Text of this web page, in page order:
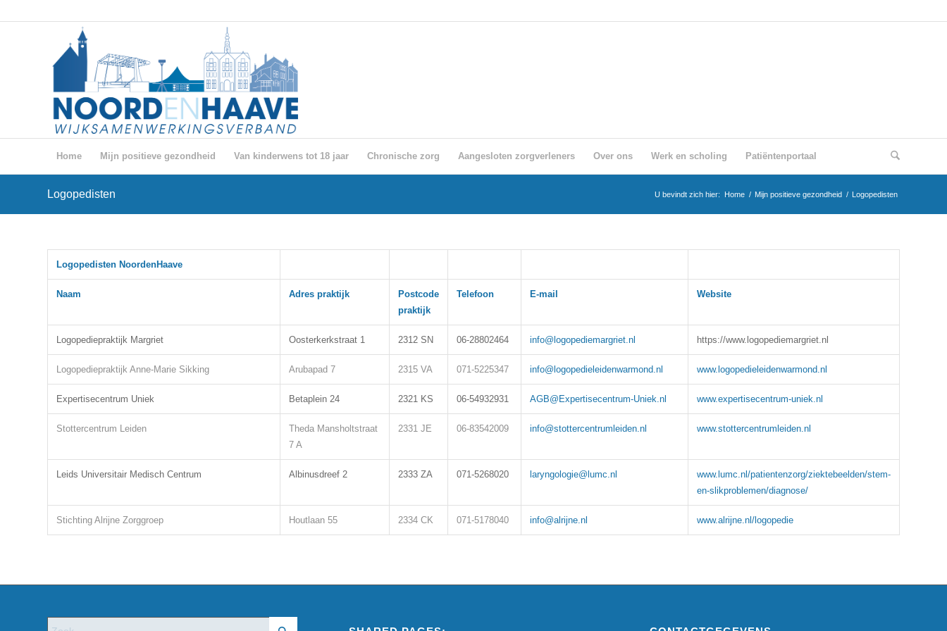
Home Mijn positieve gezondheid Van kinderwens tot 18 jaar Chronische zorg Aangesloten zorgverleners Over ons Werk en scholing Patiëntenportaal
Logopedisten U bevindt zich hier: Home / Mijn positieve gezondheid / Logopedisten
Logopedisten NoordenHaave
Naam Adres praktijk
Postcode
praktijk
Telefoon E-mail Website
Logopediepraktijk Margriet Oosterkerkstraat 1 2312 SN 06-28802464 info@logopediemargriet.nl https://www.logopediemargriet.nl
Logopediepraktijk Anne-Marie Sikking Arubapad 7 2315 VA 071-5225347 info@logopedieleidenwarmond.nl www.logopedieleidenwarmond.nl
Expertisecentrum Uniek Betaplein 24 2321 KS 06-54932931 AGB@Expertisecentrum-Uniek.nl www.expertisecentrum-uniek.nl
Stottercentrum Leiden
Theda Mansholtstraat
7 A
2331 JE 06-83542009 info@stottercentrumleiden.nl www.stottercentrumleiden.nl
Leids Universitair Medisch Centrum Albinusdreef 2 2333 ZA 071-5268020 laryngologie@lumc.nl
www.lumc.nl/patientenzorg/ziektebeelden/stem-
en-slikproblemen/diagnose/
Stichting Alrijne Zorggroep Houtlaan 55 2334 CK 071-5178040 info@alrijne.nl www.alrijne.nl/logopedie